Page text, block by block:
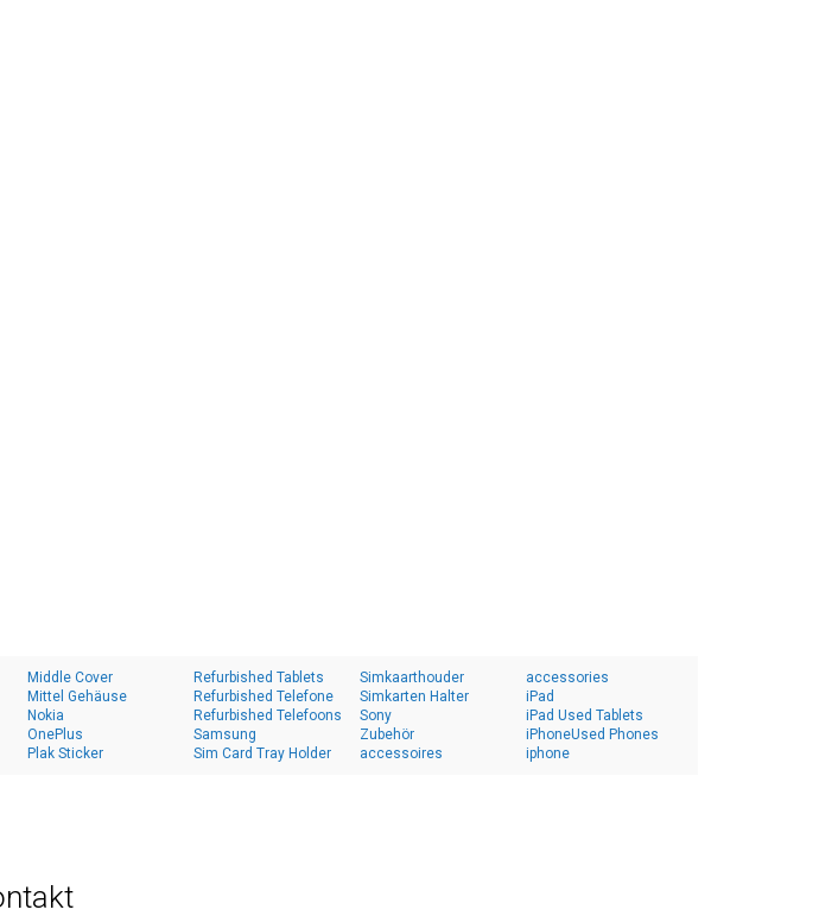
Middle Cover
Mittel Gehäuse
Nokia
OnePlus
Plak Sticker
Refurbished Tablets
Refurbished Telefone
Refurbished Telefoons
Samsung
Sim Card Tray Holder
Simkaarthouder
Simkarten Halter
Sony
Zubehör
accessoires
accessories
iPad
iPad Used Tablets
iPhoneUsed Phones
iphone